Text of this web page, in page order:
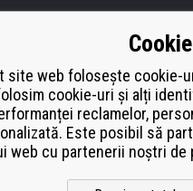
de imprimante
de înlocuire
od smlouvy
site web folosește cookie-
cookie-uri și alți
reclamelor,
Este posibil să
web cu partenerii noștri